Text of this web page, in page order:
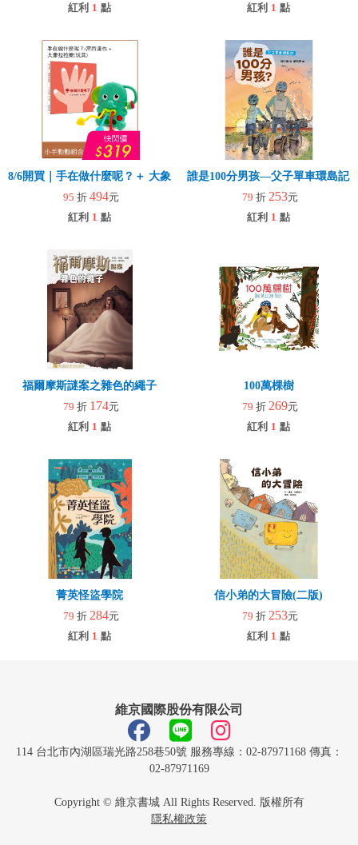
紅利 1 點
紅利 1 點
8/6開買｜手在做什麼呢？＋ 大象拉拉樂(玩具)
95 折 494元
紅利 1 點
誰是100分男孩—父子單車環島記
79 折 253元
紅利 1 點
福爾摩斯謎案之雜色的繩子
79 折 174元
紅利 1 點
100萬棵樹
79 折 269元
紅利 1 點
菁英怪盜學院
79 折 284元
紅利 1 點
信小弟的大冒險(二版)
79 折 253元
紅利 1 點
維京國際股份有限公司
114 台北市內湖區瑞光路258巷50號 服務專線：02-87971168 傳真：
02-87971169
Copyright © 維京書城 All Rights Reserved. 版權所有
隱私權政策